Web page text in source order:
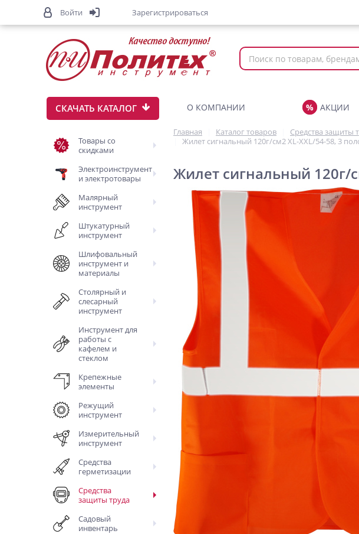
СКАЧАТЬ КАТАЛОГ
Товары со
скидками
Электроинструмент
и электротовары
Малярный
инструмент
Штукатурный
инструмент
Шлифовальный
инструмент и
материалы
Столярный и
слесарный
инструмент
Инструмент для
работы с
кафелем и
стеклом
Крепежные
элементы
Режущий
инструмент
Измерительный
инструмент
Средства
герметизации
Средства
защиты труда
Садовый
инвентарь
О КОМПАНИИ АКЦИИ
Главная Каталог товаров Средства защиты
Жилет сигнальный 120г/см2 XL-XXL/54-58, 3
Жилет сигнальный 120г/
Войти Зарегистрироваться